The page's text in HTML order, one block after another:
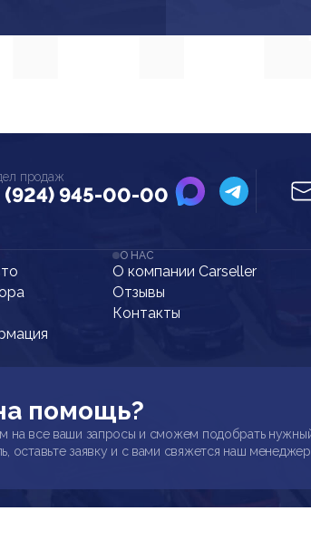
продаж
(924) 945-00-00
О НАС
О компании Carseller
Отзывы
Контакты
помощь?
на все ваши запросы и сможем подобрать
оставьте заявку и с вами свяжется наш менеджер